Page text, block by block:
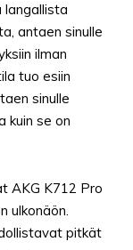
langallista
antaen sinulle
ilman
tuo esiin
sinulle
kuin se on
AKG K712 Pro
ulkonäön.
pitkät